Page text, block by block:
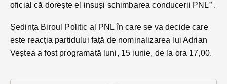
oficial că dorește el insuși schimbarea conducerii PNL” .
Ședința Biroul Politic al PNL în care se va decide care
este reacția partidului față de nominalizarea lui Adrian
Veștea a fost programată luni, 15 iunie, de la ora 17,00.